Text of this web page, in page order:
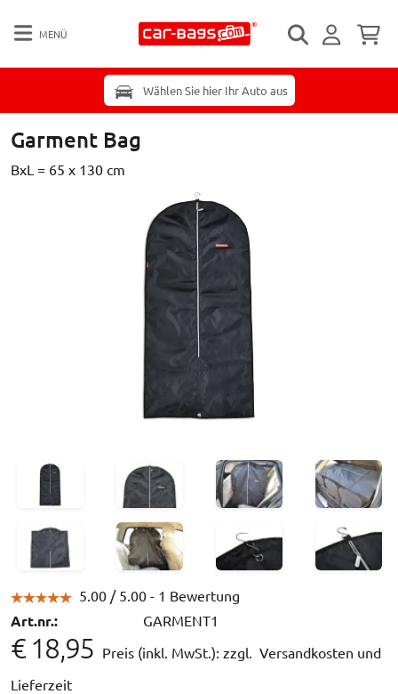
MENÜ
Wählen Sie hier Ihr Auto aus
Garment Bag
BxL = 65 x 130 cm
5.00 / 5.00 - 1 Bewertung
Art.nr.: GARMENT1
€ 18,95 Preis (inkl. MwSt.):zzgl. Versandkosten und
Lieferzeit